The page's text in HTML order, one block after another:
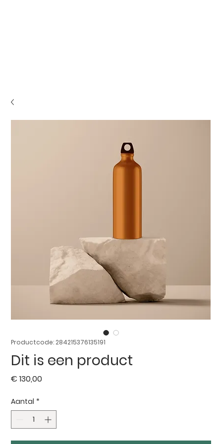
Productcode: 284215376135191
Dit is een product
€ 130,00Prijs
Aantal *